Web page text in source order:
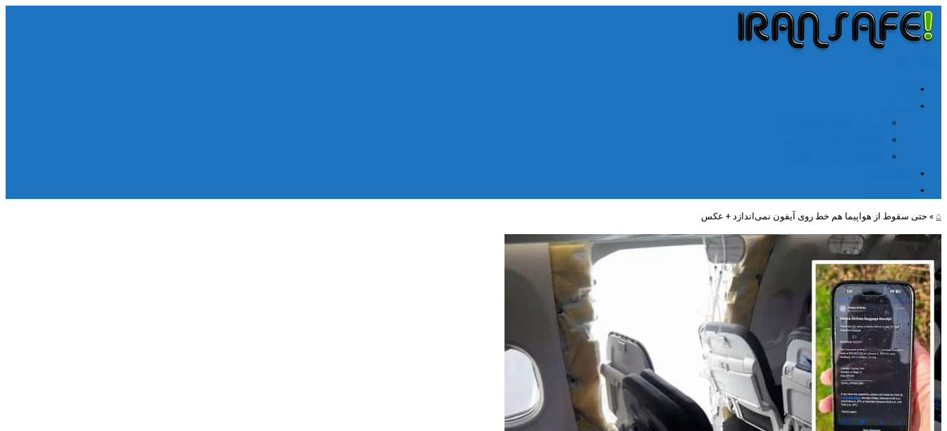
⌂
» حتی سقوط از هواپیما هم خط روی آیفون نمی‌اندازد + عکس